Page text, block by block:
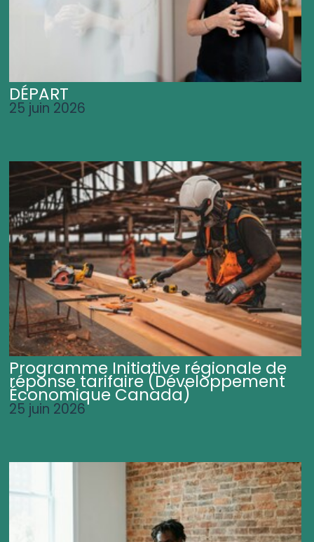
DÉPART
25 juin 2026
Programme Initiative régionale de
réponse tarifaire (Développement
Économique Canada)
25 juin 2026